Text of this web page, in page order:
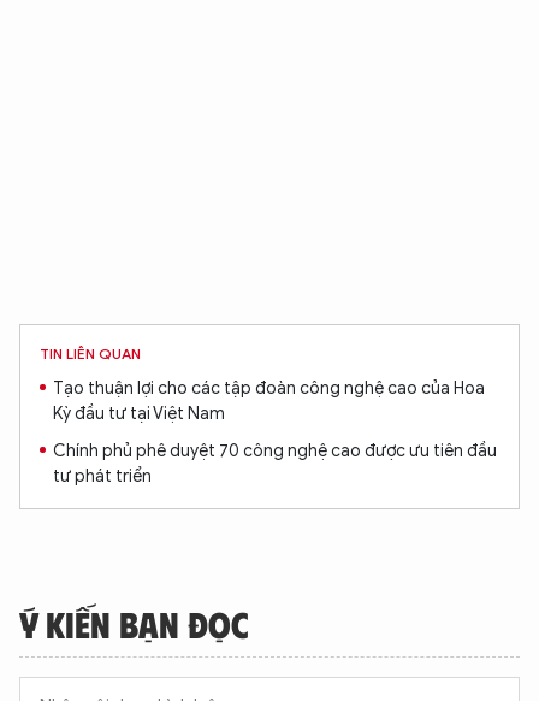
TIN LIÊN QUAN
Tạo thuận lợi cho các tập đoàn công nghệ cao của Hoa
Kỳ đầu tư tại Việt Nam
Chính phủ phê duyệt 70 công nghệ cao được ưu tiên đầu
tư phát triển
Ý KIẾN BẠN ĐỌC